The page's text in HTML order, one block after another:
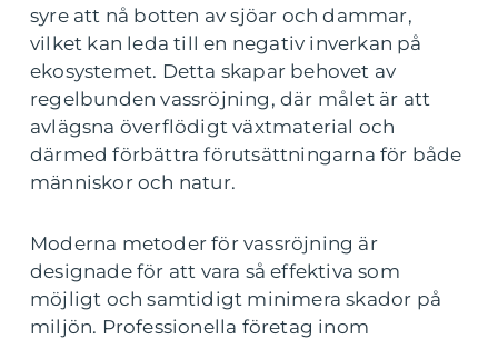
syre att nå botten av sjöar och dammar,
vilket kan leda till en negativ inverkan på
ekosystemet. Detta skapar behovet av
regelbunden vassröjning, där målet är att
avlägsna överflödigt växtmaterial och
därmed förbättra förutsättningarna för både
människor och natur.
Moderna metoder för vassröjning är
designade för att vara så effektiva som
möjligt och samtidigt minimera skador på
miljön. Professionella företag inom